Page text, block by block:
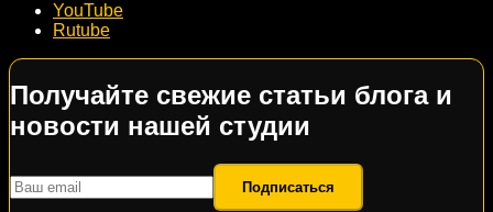
YouTube
Rutube
Получайте свежие статьи блога и
новости нашей студии
Подписаться